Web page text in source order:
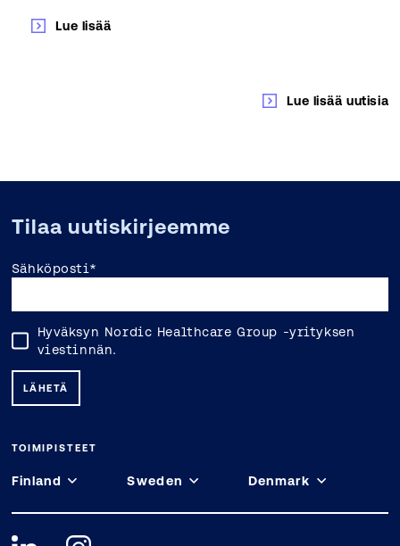
Lue lisää
Lue lisää uutisia
Tilaa uutiskirjeemme
Sähköposti*
Hyväksyn Nordic Healthcare Group -yrityksen
viestinnän.
TOIMIPISTEET
Finland Sweden Denmark